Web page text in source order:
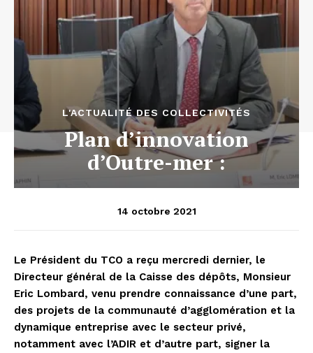
L'ACTUALITÉ DES COLLECTIVITÉS
Plan d’innovation
d’Outre-mer :
14 octobre 2021
Le Président du TCO a reçu mercredi dernier, le
Directeur général de la Caisse des dépôts, Monsieur
Eric Lombard, venu prendre connaissance d’une part,
des projets de la communauté d’agglomération et la
dynamique entreprise avec le secteur privé,
notamment avec l’ADIR et d’autre part, signer la